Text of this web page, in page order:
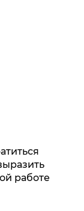
работе